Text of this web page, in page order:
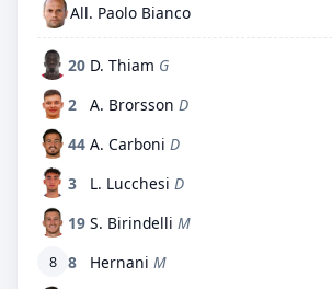
All. Paolo Bianco
20 D. Thiam G
2
A. Brorsson D
44 A. Carboni D
3
L. Lucchesi D
19 S. Birindelli M
8 8 Hernani M